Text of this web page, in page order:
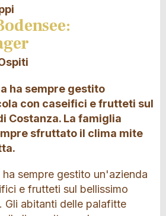
ha sempre gestito
con caseifici e frutteti sul
Costanza. La famiglia
sfruttato il clima mite
sempre gestito un'azienda
e frutteti sul bellissimo
Gli abitanti delle palafitte